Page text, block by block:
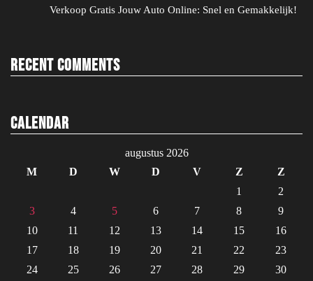
Verkoop Gratis Jouw Auto Online: Snel en Gemakkelijk!
Recent Comments
Calendar
augustus 2026
M
D W D V Z
Z
1
2
3
4 5 6 7 8
9
10
11 12 13 14 15
16
17
18 19 20 21 22
23
24
25 26 27 28 29 30